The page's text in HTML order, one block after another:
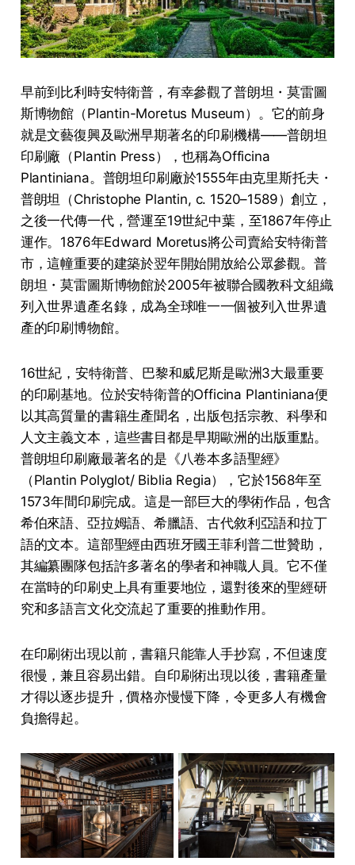
早前到比利時安特衛普，有幸參觀了普朗坦・莫雷圖
斯博物館（Plantin-Moretus Museum）。它的前身
就是文藝復興及歐洲早期著名的印刷機構——普朗坦
印刷廠（Plantin Press），也稱為Officina
Plantiniana。普朗坦印刷廠於1555年由克里斯托夫・
普朗坦（Christophe Plantin, c. 1520–1589）創立，
之後一代傳一代，營運至19世紀中葉，至1867年停止
運作。1876年Edward Moretus將公司賣給安特衛普
市，這幢重要的建築於翌年開始開放給公眾參觀。普
朗坦・莫雷圖斯博物館於2005年被聯合國教科文組織
列入世界遺產名錄，成為全球唯一一個被列入世界遺
產的印刷博物館。
16世紀，安特衛普、巴黎和威尼斯是歐洲3大最重要
的印刷基地。位於安特衛普的Officina Plantiniana便
以其高質量的書籍生產聞名，出版包括宗教、科學和
人文主義文本，這些書目都是早期歐洲的出版重點。
普朗坦印刷廠最著名的是《八卷本多語聖經》
（Plantin Polyglot/ Biblia Regia），它於1568年至
1573年間印刷完成。這是一部巨大的學術作品，包含
希伯來語、亞拉姆語、希臘語、古代敘利亞語和拉丁
語的文本。這部聖經由西班牙國王菲利普二世贊助，
其編纂團隊包括許多著名的學者和神職人員。它不僅
在當時的印刷史上具有重要地位，還對後來的聖經研
究和多語言文化交流起了重要的推動作用。
在印刷術出現以前，書籍只能靠人手抄寫，不但速度
很慢，兼且容易出錯。自印刷術出現以後，書籍產量
才得以逐步提升，價格亦慢慢下降，令更多人有機會
負擔得起。